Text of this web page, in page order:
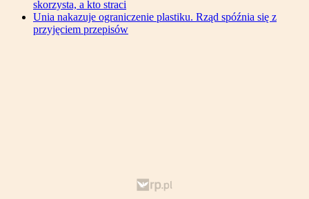
skorzysta, a kto straci
Unia nakazuje ograniczenie plastiku. Rząd spóźnia się z
przyjęciem przepisów